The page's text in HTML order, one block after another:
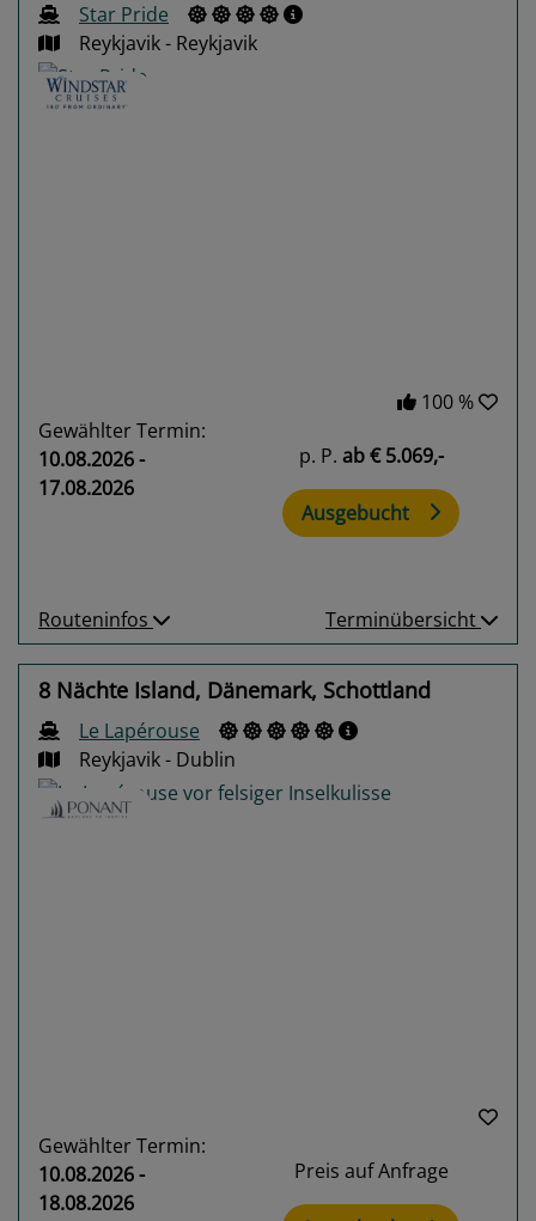
Star Pride
Reykjavik - Reykjavik
100 %
Gewählter Termin:
10.08.2026 -
17.08.2026
p. P. ab€ 5.069,-
Ausgebucht
Routeninfos Terminübersicht
8 Nächte Island, Dänemark, Schottland
Le Lapérouse
Reykjavik - Dublin
Gewählter Termin:
10.08.2026 -
18.08.2026
Preis auf Anfrage